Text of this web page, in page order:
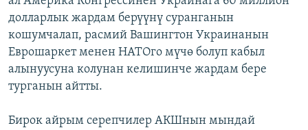
долларлык жардам берүүнү суранганын
кошумчалап, расмий Вашингтон Украинанын
Еврошаркет менен НАТОго мүчө болуп кабыл
алынуусуна колунан келишинче жардам бере
турганын айтты.
Бирок айрым серепчилер АКШнын мындай